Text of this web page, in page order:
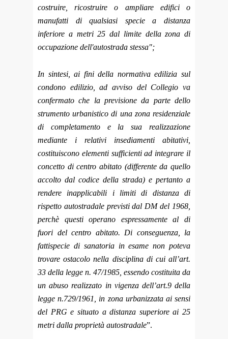
costruire, ricostruire o ampliare edifici o
manufatti di qualsiasi specie a distanza
inferiore a metri 25 dal limite della zona di
occupazione dell'autostrada stessa";
In sintesi, ai fini della normativa edilizia sul
condono edilizio, ad avviso del Collegio va
confermato che la previsione da parte dello
strumento urbanistico di una zona residenziale
di completamento e la sua realizzazione
mediante i relativi insediamenti abitativi,
costituiscono elementi sufficienti ad integrare il
concetto di centro abitato (differente da quello
accolto dal codice della strada) e pertanto a
rendere inapplicabili i limiti di distanza di
rispetto autostradale previsti dal DM del 1968,
perchè questi operano espressamente al di
fuori del centro abitato. Di conseguenza, la
fattispecie di sanatoria in esame non poteva
trovare ostacolo nella disciplina di cui all’art.
33 della legge n. 47/1985, essendo costituita da
un abuso realizzato in vigenza dell’art.9 della
legge n.729/1961, in zona urbanizzata ai sensi
del PRG e situato a distanza superiore ai 25
metri dalla proprietà autostradale”.